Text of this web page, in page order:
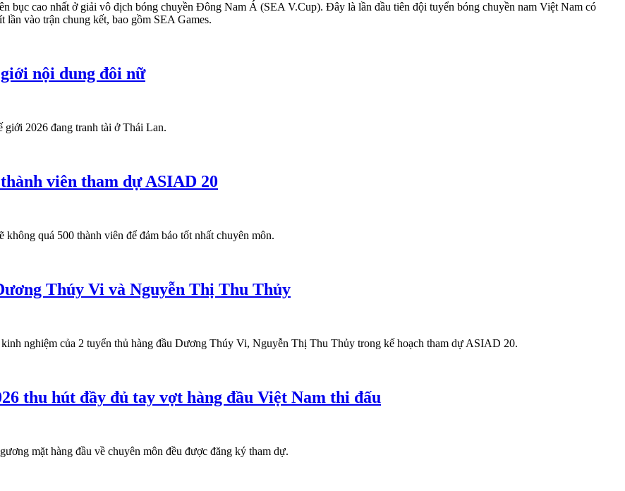
bục cao nhất ở giải vô địch bóng chuyền Đông Nam Á (SEA V.Cup). Đây là lần đầu tiên đội tuyển bóng chuyền nam Việt Nam có
vào trận chung kết, bao gồm SEA Games.
nội dung đôi nữ
2026 đang tranh tài ở Thái Lan.
viên tham dự ASIAD 20
quá 500 thành viên để đảm bảo tốt nhất chuyên môn.
Thúy Vi và Nguyễn Thị Thu Thủy
nghiệm của 2 tuyển thủ hàng đầu Dương Thúy Vi, Nguyễn Thị Thu Thủy trong kế hoạch tham dự ASIAD 20.
thu hút đầy đủ tay vợt hàng đầu Việt Nam thi đấu
mặt hàng đầu về chuyên môn đều được đăng ký tham dự.